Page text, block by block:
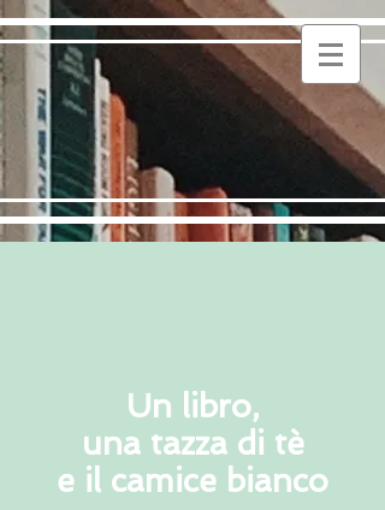
Un libro,
una tazza di tè
e il camice bianco